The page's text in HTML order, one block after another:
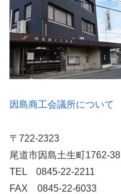
因島商工会議所について
〒722-2323
尾道市因島土生町1762-38
TEL 0845-22-2211
FAX 0845-22-6033